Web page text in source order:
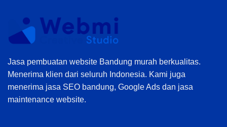
Jasa pembuatan website Bandung murah berkualitas.
Menerima klien dari seluruh Indonesia. Kami juga
menerima jasa SEO bandung, Google Ads dan jasa
maintenance website.